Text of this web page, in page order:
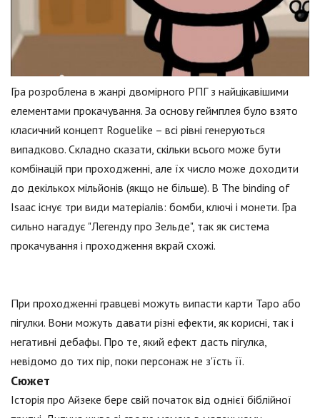
Гра розроблена в жанрі двомірного РПГ з найцікавішими
елементами прокачування. За основу геймплея було взято
класичний концепт Roguelike – всі рівні генеруються
випадково. Складно сказати, скільки всього може бути
комбінацій при проходженні, але їх число може доходити
до декількох мільйонів (якщо не більше). В The binding of
Isaac існує три види матеріалів: бомби, ключі і монети. Гра
сильно нагадує "Легенду про Зельде", так як система
прокачування і проходження вкрай схожі.
При проходженні гравцеві можуть випасти карти Таро або
пігулки. Вони можуть давати різні ефекти, як корисні, так і
негативні дебафы. Про те, який ефект дасть пігулка,
невідомо до тих пір, поки персонаж не з'їсть її.
Сюжет
Історія про Айзеке бере свій початок від однієї біблійної